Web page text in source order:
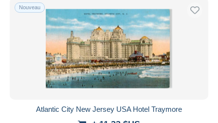
Nouveau
Atlantic City New Jersey USA Hotel Traymore